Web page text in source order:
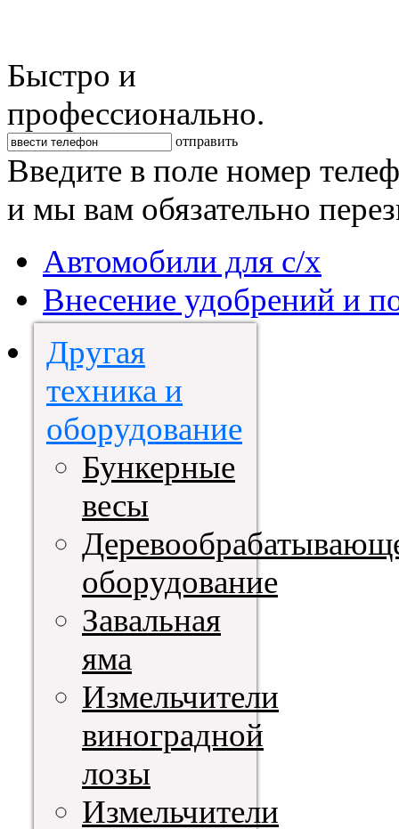
Быстро и
профессионально.
отправить
Введите в поле номер
и мы вам обязательно
Автомобили для с/х
Внесение удобрений и
Другая
техника и
оборудование
Бункерные
весы
оборудование
Завальная
яма
Измельчители
виноградной
лозы
Измельчители